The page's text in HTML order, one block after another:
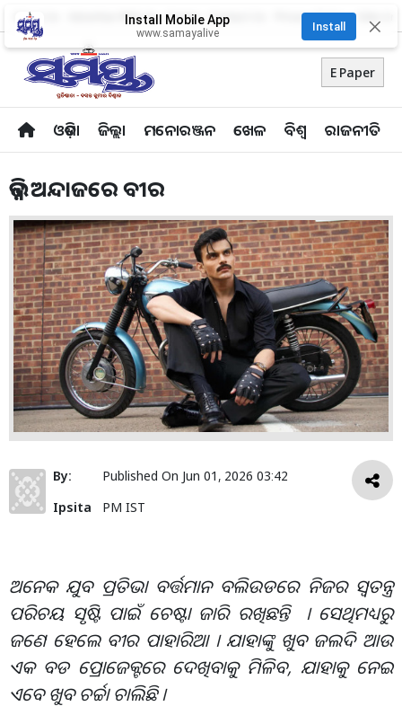
About Us Advertise With Us Career Contact Us Privacy Policy
E Paper
ଓଡ଼ିଶା ଜିଲ୍ଲା ମନୋରଞ୍ଜନ ଖେଳ ବିଶ୍ବ ରାଜନୀତି
Install Mobile App
www.samayalive
Install ✕
ଭିନ୍ନ ଅନ୍ଦାଜରେ ବୀର
By:
Ipsita
Published On Jun 01, 2026 03:42
PM IST
ଅନେକ ଯୁବ ପ୍ରତିଭା ବର୍ତ୍ତମାନ ବଲିଉଡରେ ନିଜର ସ୍ବତନ୍ତ୍ର
ପରିଚୟ ସୃଷ୍ଟି ପାଇଁ ଚେଷ୍ଟା ଜାରି ରଖିଛନ୍ତି । ସେଥିମଧ୍ୟରୁ
ଜଣେ ହେଲେ ବୀର ପାହାରିଆ । ଯାହାଙ୍କୁ ଖୁବ ଜଲଦି ଆଉ
ଏକ ବଡ ପ୍ରୋଜେକ୍ଟରେ ଦେଖିବାକୁ ମିଳିବ, ଯାହାକୁ ନେଇ
ଏବେ ଖୁବ ଚର୍ଚ୍ଚା ଚାଲିଛି ।